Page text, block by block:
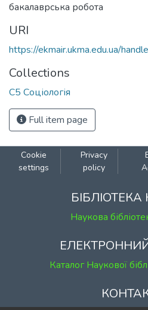
бакалаврська робота
URI
https://ekmair.ukma.edu.ua/
Collections
С5 Соціологія
Full item page
Cookie
settings
Privacy
policy
Наукова
Каталог Наукової